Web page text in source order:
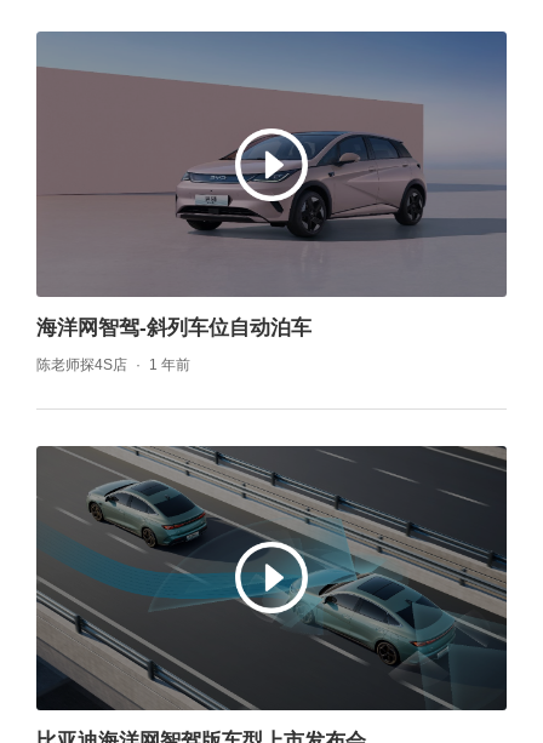
海洋网智驾-斜列车位自动泊车
陈老师探4S店 1 年前